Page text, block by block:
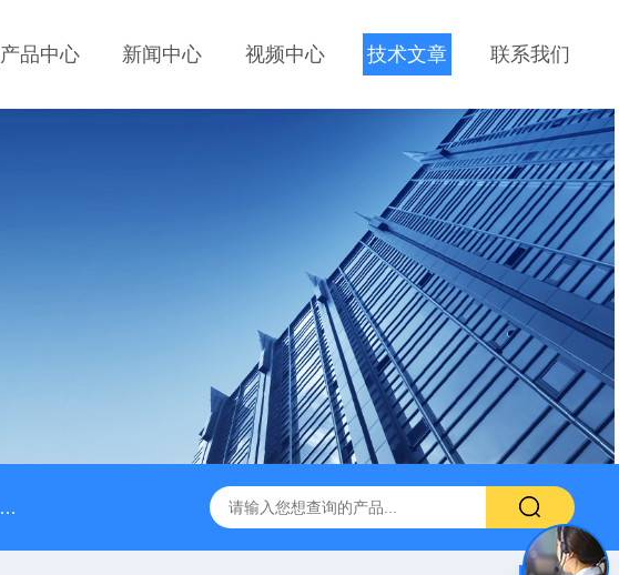
产品中心 新闻中心 视频中心 技术文章 联系我们
GCDLSM-800端子高低温循环测试仪 GCDLSM-800端子电流循环寿命试